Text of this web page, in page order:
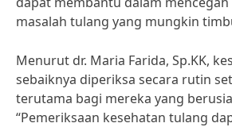
masalah tulang yang mungkin
Menurut dr. Maria Farida, Sp.KK,
sebaiknya diperiksa secara rutin
terutama bagi mereka yang
“Pemeriksaan kesehatan tulang